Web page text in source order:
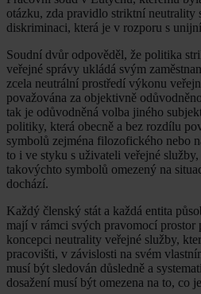
otázku, zda pravidlo striktní neutrality
diskriminaci, která je v rozporu s
Soudní dvůr odpověděl, že politika
veřejné správy ukládá svým
zcela neutrální prostředí výkonu
považována za objektivně
tak je odůvodněná volba jiného
politiky, která obecně a bez rozdílu
symbolů zejména filozofického nebo
to i ve styku s uživateli veřejné
takovýchto symbolů omezený na
dochází.
Každý členský stát a každá entita
mají v rámci svých pravomocí prostor
koncepci neutrality veřejné služby,
pracovišti, v závislosti na svém
musí být sledován důsledně a
dosažení musí být omezena na to, co